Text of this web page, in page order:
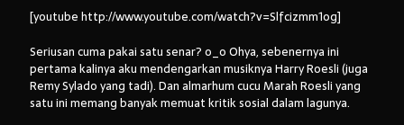
[youtube http://www.youtube.com/watch?v=Slfcizmm1og]
Seriusan cuma pakai satu senar? o_o Ohya, sebenernya ini
pertama kalinya aku mendengarkan musiknya Harry Roesli (juga
Remy Sylado yang tadi). Dan almarhum cucu Marah Roesli yang
satu ini memang banyak memuat kritik sosial dalam lagunya.